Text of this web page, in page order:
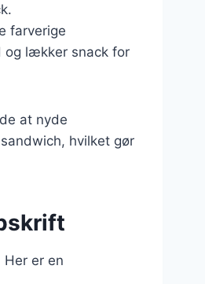
farverige
og lækker snack for
at nyde
hvilket gør
er en